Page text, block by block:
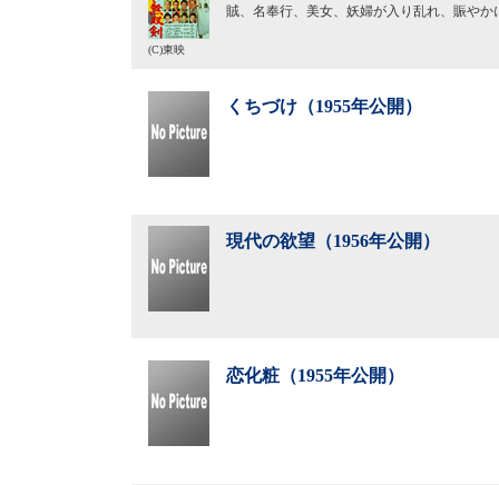
賊、名奉行、美女、妖婦が入り乱れ、賑や
(C)東映
くちづけ（1955年公開）
現代の欲望（1956年公開）
恋化粧（1955年公開）